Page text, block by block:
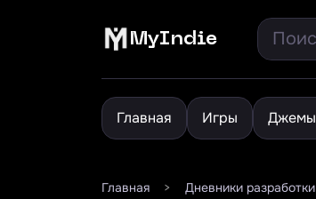
MyIndie
Главная Игры Джемы
Главная > Дневники разработки